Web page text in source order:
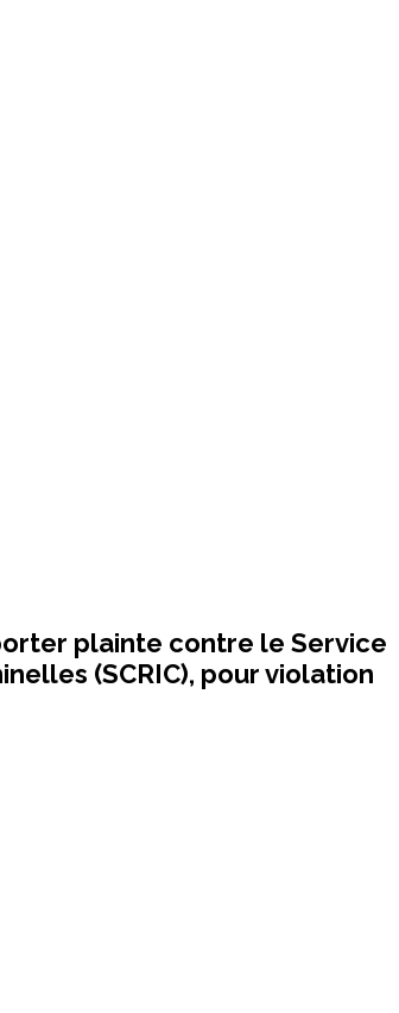
plainte contre le Service
(SCRIC), pour violation